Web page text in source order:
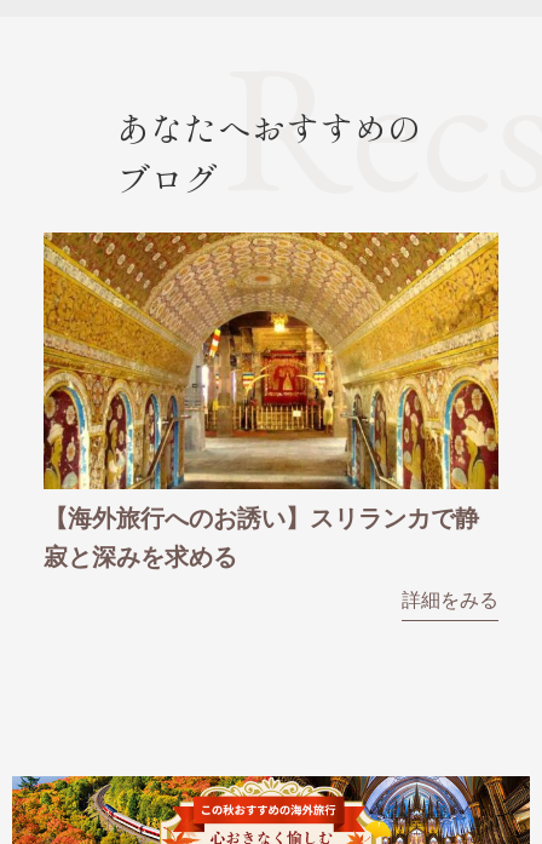
あなたへおすすめの
ブログ
【海外旅行へのお誘い】スイス、自然を
満喫する旅へ
詳細をみる